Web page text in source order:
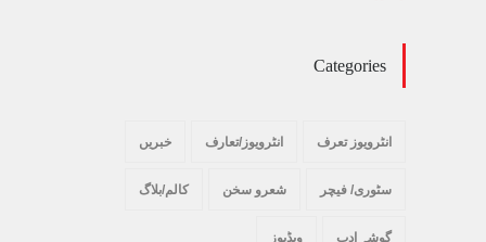
Categories
انٹرویوز تعرف انٹرویوز/تعارف خبریں
سٹوری/ فیچر شعرو سخن کالم/بلاگ
گوشہ ادب ویڈیوز